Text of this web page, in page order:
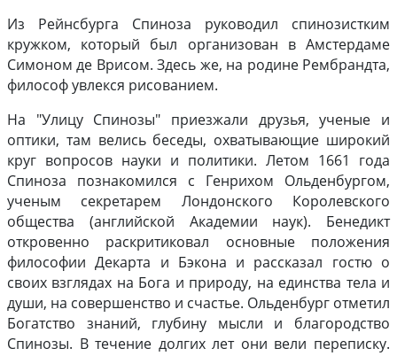
Из Рейнсбурга Спиноза руководил спинозистким
кружком, который был организован в Амстердаме
Симоном де Врисом. Здесь же, на родине Рембрандта,
философ увлекся рисованием.
На "Улицу Спинозы" приезжали друзья, ученые и
оптики, там велись беседы, охватывающие широкий
круг вопросов науки и политики. Летом 1661 года
Спиноза познакомился с Генрихом Ольденбургом,
ученым секретарем Лондонского Королевского
общества (английской Академии наук). Бенедикт
откровенно раскритиковал основные положения
философии Декарта и Бэкона и рассказал гостю о
своих взглядах на Бога и природу, на единства тела и
души, на совершенство и счастье. Ольденбург отметил
Богатство знаний, глубину мысли и благородство
Спинозы. В течение долгих лет они вели переписку.